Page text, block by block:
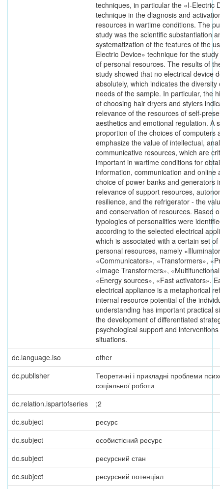
techniques, in particular the «I-Electric
technique in the diagnosis and
resources in wartime conditions. The
study was the scientific substantiation
systematization of the features of the
Electric Device» technique for the
of personal resources. The results of
study showed that no electrical device
absolutely, which indicates the diversity
needs of the sample. In particular, the
of choosing hair dryers and stylers
relevance of the resources of self-
aesthetics and emotional regulation. A
proportion of the choices of computers
emphasize the value of intellectual,
communicative resources, which are
important in wartime conditions for
information, communication and online
choice of power banks and generators
relevance of support resources,
resilience, and the refrigerator - the
and conservation of resources. Based
typologies of personalities were
according to the selected electrical
which is associated with a certain set
personal resources, namely
«Communicators», «Transformers»,
«Image Transformers»,
«Energy sources», «Fast аctivators».
electrical appliance is a metaphorical
internal resource potential of the
understanding has important practical
the development of differentiated
psychological support and
situations.
dc.language.iso
other
dc.publisher
Теоретичні і прикладні проблеми
соціальної роботи
dc.relation.ispartofseries
;2
dc.subject
ресурс
dc.subject
особистісний ресурс
dc.subject
ресурсний стан
dc.subject
ресурсний потенціал